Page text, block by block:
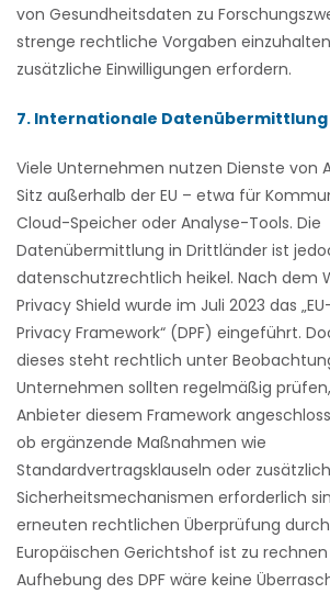
von Gesundheitsdaten zu
strenge rechtliche Vorgaben
zusätzliche Einwilligungen erfordern.
7. Internationale Datenübermittlung
Viele Unternehmen nutzen Dienste von
Sitz außerhalb der EU – etwa für
Cloud-Speicher oder Analyse-Tools. Die
Datenübermittlung in Drittländer ist
datenschutzrechtlich heikel. Nach dem
Privacy Shield wurde im Juli 2023 das
Privacy Framework“ (DPF) eingeführt.
dieses steht rechtlich unter
Unternehmen sollten regelmäßig
Anbieter diesem Framework
ob ergänzende Maßnahmen wie
Standardvertragsklauseln oder
Sicherheitsmechanismen erforderlich
erneuten rechtlichen Überprüfung
Europäischen Gerichtshof ist zu
Aufhebung des DPF wäre keine